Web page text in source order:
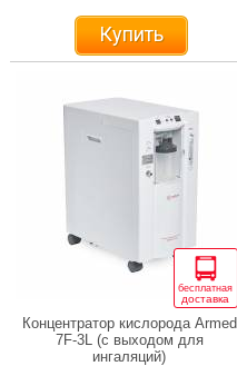
Купить
бесплатная
доставка
Концентратор кислорода Armed
7F-3L (с выходом для
ингаляций)